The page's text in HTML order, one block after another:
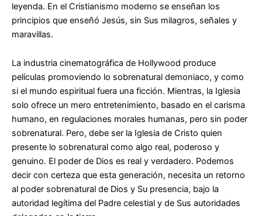
leyenda. En el Cristianismo moderno se enseñan los
principios que enseñó Jesús, sin Sus milagros, señales y
maravillas.
La industria cinematográfica de Hollywood produce
películas promoviendo lo sobrenatural demoniaco, y como
si el mundo espiritual fuera una ficción. Mientras, la Iglesia
solo ofrece un mero entretenimiento, basado en el carisma
humano, en regulaciones morales humanas, pero sin poder
sobrenatural. Pero, debe ser la Iglesia de Cristo quien
presente lo sobrenatural como algo real, poderoso y
genuino. El poder de Dios es real y verdadero. Podemos
decir con certeza que esta generación, necesita un retorno
al poder sobrenatural de Dios y Su presencia, bajo la
autoridad legítima del Padre celestial y de Sus autoridades